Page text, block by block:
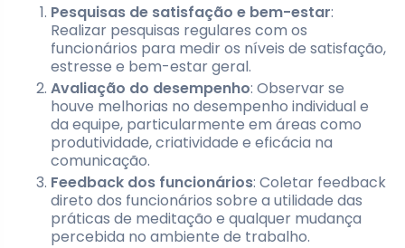
Pesquisas de satisfação e bem-estar:
Realizar pesquisas regulares com os
funcionários para medir os níveis de satisfação,
estresse e bem-estar geral.
Avaliação do desempenho: Observar se
houve melhorias no desempenho individual e
da equipe, particularmente em áreas como
produtividade, criatividade e eficácia na
comunicação.
Feedback dos funcionários: Coletar feedback
direto dos funcionários sobre a utilidade das
práticas de meditação e qualquer mudança
percebida no ambiente de trabalho.